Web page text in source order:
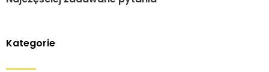
Kategorie